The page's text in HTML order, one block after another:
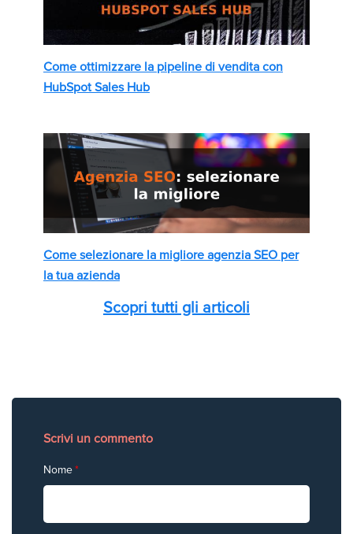
Come ottimizzare la pipeline di vendita con
HubSpot Sales Hub
Come selezionare la migliore agenzia SEO per
la tua azienda
Scopri tutti gli articoli
Scrivi un commento
Nome*